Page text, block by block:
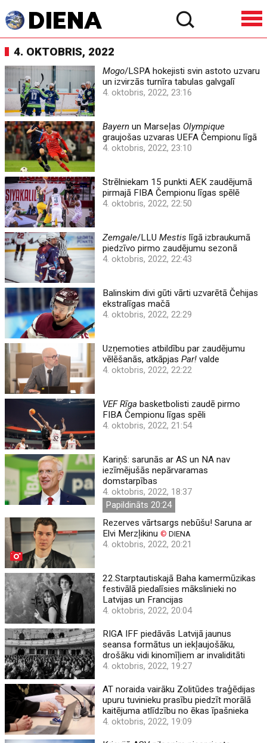
4. OKTOBRIS, 2022
Mogo/LSPA hokejisti svin astoto uzvaru
un izvirzās turnīra tabulas galvgalī
4. oktobris, 2022, 23:16
Bayern un Marseļas Olympique
graujošas uzvaras UEFA Čempionu līgā
4. oktobris, 2022, 23:10
Strēlniekam 15 punkti AEK zaudējumā
pirmajā FIBA Čempionu līgas spēlē
4. oktobris, 2022, 22:50
Zemgale/LLUMestis līgā izbraukumā
piedzīvo pirmo zaudējumu sezonā
4. oktobris, 2022, 22:43
Balinskim divi gūti vārti uzvarētā Čehijas
ekstralīgas mačā
4. oktobris, 2022, 22:29
Uzņemoties atbildību par zaudējumu
vēlēšanās, atkāpjasPar! valde
4. oktobris, 2022, 22:22
VEF Rīga basketbolisti zaudē pirmo
FIBA Čempionu līgas spēli
4. oktobris, 2022, 21:54
Kariņš: sarunās ar AS un NA nav
iezīmējušās nepārvaramas
domstarpības
4. oktobris, 2022, 18:37
Papildināts 20:24
Rezerves vārtsargs nebūšu! Saruna ar
Elvi Merzļikinu© DIENA
4. oktobris, 2022, 20:21
22.Starptautiskajā Baha kamermūzikas
festivālā piedalīsies mākslinieki no
Latvijas un Francijas
4. oktobris, 2022, 20:04
RIGA IFF piedāvās Latvijā jaunus
seansa formātus un iekļaujošāku,
drošāku vidi kinomīļiem ar invaliditāti
4. oktobris, 2022, 19:27
AT noraida vairāku Zolitūdes traģēdijas
upuru tuvinieku prasību piedzīt morālā
kaitējuma atlīdzību no ēkas īpašnieka
4. oktobris, 2022, 19:09